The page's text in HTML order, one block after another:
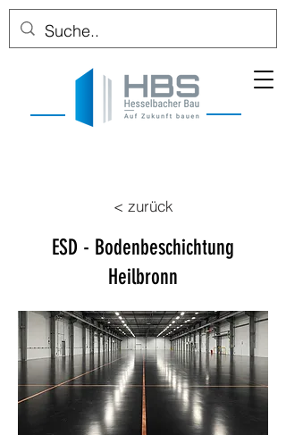
< zurück
ESD - Bodenbeschichtung
Heilbronn